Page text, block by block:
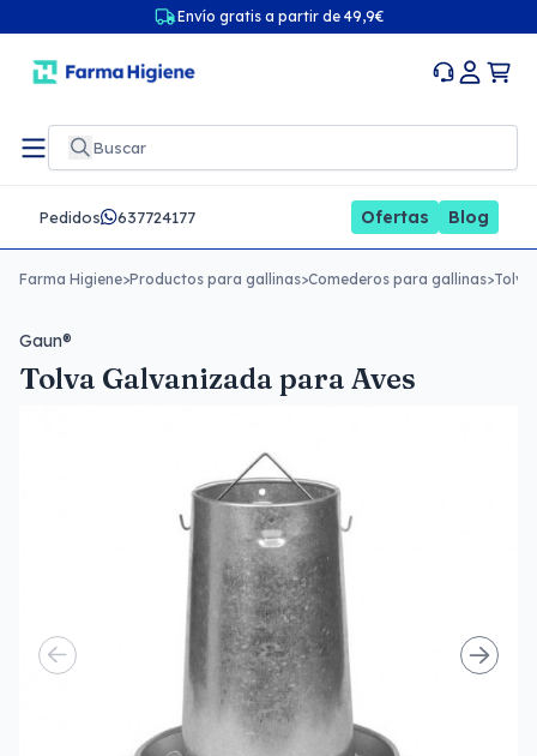
Envío gratis a partir de 49,9€
Pedidos 637724177 Ofertas Blog
Farma Higiene>Productos para gallinas>Comederos para gallinas>
Gaun®
Tolva Galvanizada para Aves